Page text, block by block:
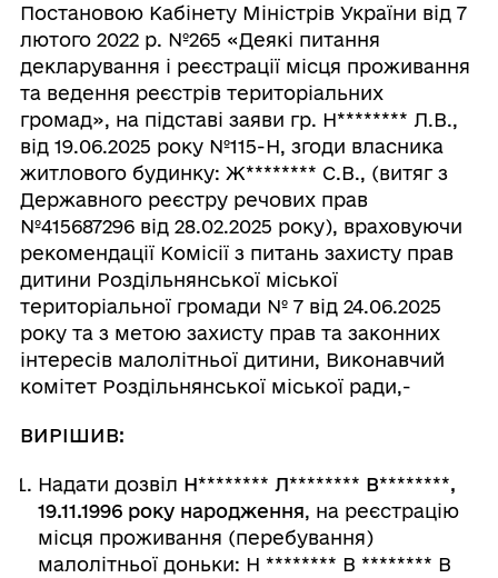
Постановою Кабінету Міністрів України від 7
лютого 2022 р. №265 «Деякі питання
декларування і реєстрації місця проживання
та ведення реєстрів територіальних
громад», на підставі заяви гр. Н******** Л.В.,
від 19.06.2025 року №115-Н, згоди власника
житлового будинку: Ж******** С.В., (витяг з
Державного реєстру речових прав
№415687296 від 28.02.2025 року), враховуючи
рекомендації Комісії з питань захисту прав
дитини Роздільнянської міської
територіальної громади № 7 від 24.06.2025
року та з метою захисту прав та законних
інтересів малолітньої дитини, Виконавчий
комітет Роздільнянської міської ради,-
ВИРІШИВ:
Надати дозвіл Н******** Л******** В********,
19.11.1996 року народження, на реєстрацію
місця проживання (перебування)
малолітньої доньки: Н ******** В ******** В